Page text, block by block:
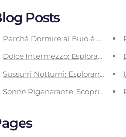
Posts
Perché Dormire al Buio è un
Dolce Intermezzo: Esplorando i
Sussurri Notturni: Esplorando il
Sonno Rigenerante: Scopri il